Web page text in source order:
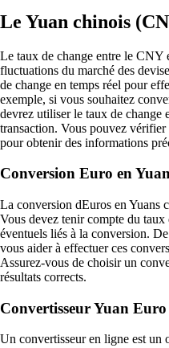
Le Yuan chinois
Le taux de change entre le CNY
fluctuations du marché des
de change en temps réel pour
exemple, si vous souhaitez
devrez utiliser le taux de change
transaction. Vous pouvez
pour obtenir des informations
Conversion Euro en
La conversion dEuros en Yuans
Vous devez tenir compte du taux
éventuels liés à la conversion.
vous aider à effectuer ces
Assurez-vous de choisir un
résultats corrects.
Convertisseur Yuan
Un convertisseur en ligne est un